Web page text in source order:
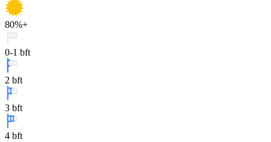
80%+
0-1 bft
2 bft
3 bft
4 bft